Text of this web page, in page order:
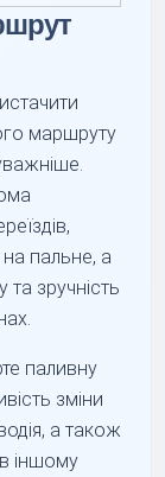
маршруту
пальне, а
зручність
паливну
зміни
а також
іншому